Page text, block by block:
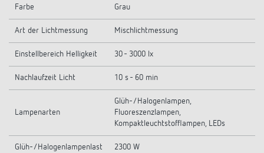
Farbe Grau
Art der Lichtmessung Mischlichtmessung
Einstellbereich Helligkeit 30 - 3000 lx
Nachlaufzeit Licht 10 s - 60 min
Lampenarten
Glüh-/Halogenlampen,
Fluoreszenzlampen,
Kompaktleuchtstofflampen, LEDs
Glüh-/Halogenlampenlast 2300 W